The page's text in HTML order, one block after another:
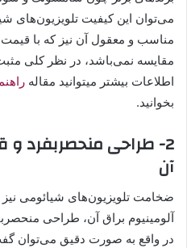
می‌توان این کیفیت تلویزیون‌های
مناسب و معقول آن نیز که با
مقایسه نمی‌باشد، در نظر کلی
اطلاعات بیشتر میتوانید مقاله
بخوانید.
2- طراحی منحصربفرد و
آن
ضخامت تلویزیون‌های شیائومی
آلومینیوم براق آن، طراحی
در واقع به صورت دقیق می‌توان